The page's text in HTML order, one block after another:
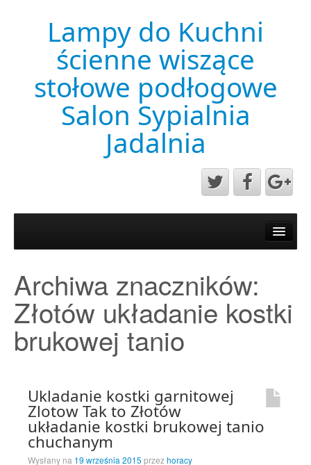
Lampy do Kuchni
ścienne wiszące
stołowe podłogowe
Salon Sypialnia
Jadalnia
Przykładowa strona
Strona Główna
Archiwa znaczników:
Złotów układanie kostki
brukowej tanio
Ukladanie kostki garnitowej
Zlotow Tak to Złotów
układanie kostki brukowej tanio
chuchanym
Wysłany na 19 września 2015 przezhoracy